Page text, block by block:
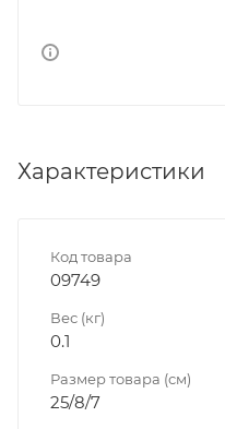
Характеристики
Код товара
09749
Вес (кг)
0.1
Размер товара (см)
25/8/7